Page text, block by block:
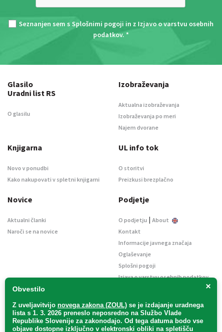
Seznanjen sem s Splošnimi pogoji in z Izjavo o varstvu osebnih
podatkov. *
×
Obvestilo
Z uveljavitvijo novega zakona (ZOUL) se je izdajanje uradnega
lista s 1. 3. 2026 preneslo neposredno na Službo Vlade
Republike Slovenije za zakonodajo. Od tega datuma bodo vse
objave dostopne izključno v elektronski obliki na spletišču
Glasilo
Uradni list RS
O glasilu
Izobraževanja
Aktualna izobraževanja
Izobraževanja po meri
Najem dvorane
Knjigarna
Novo v ponudbi
Kako nakupovati v spletni knjigarni
UL info tok
O storitvi
Preizkusi brezplačno
Novice
Aktualni članki
Naroči se na novice
Podjetje
O podjetju | About
Kontakt
Informacije javnega značaja
Oglaševanje
Splošni pogoji
Izjava o varstvu osebnih podatkov